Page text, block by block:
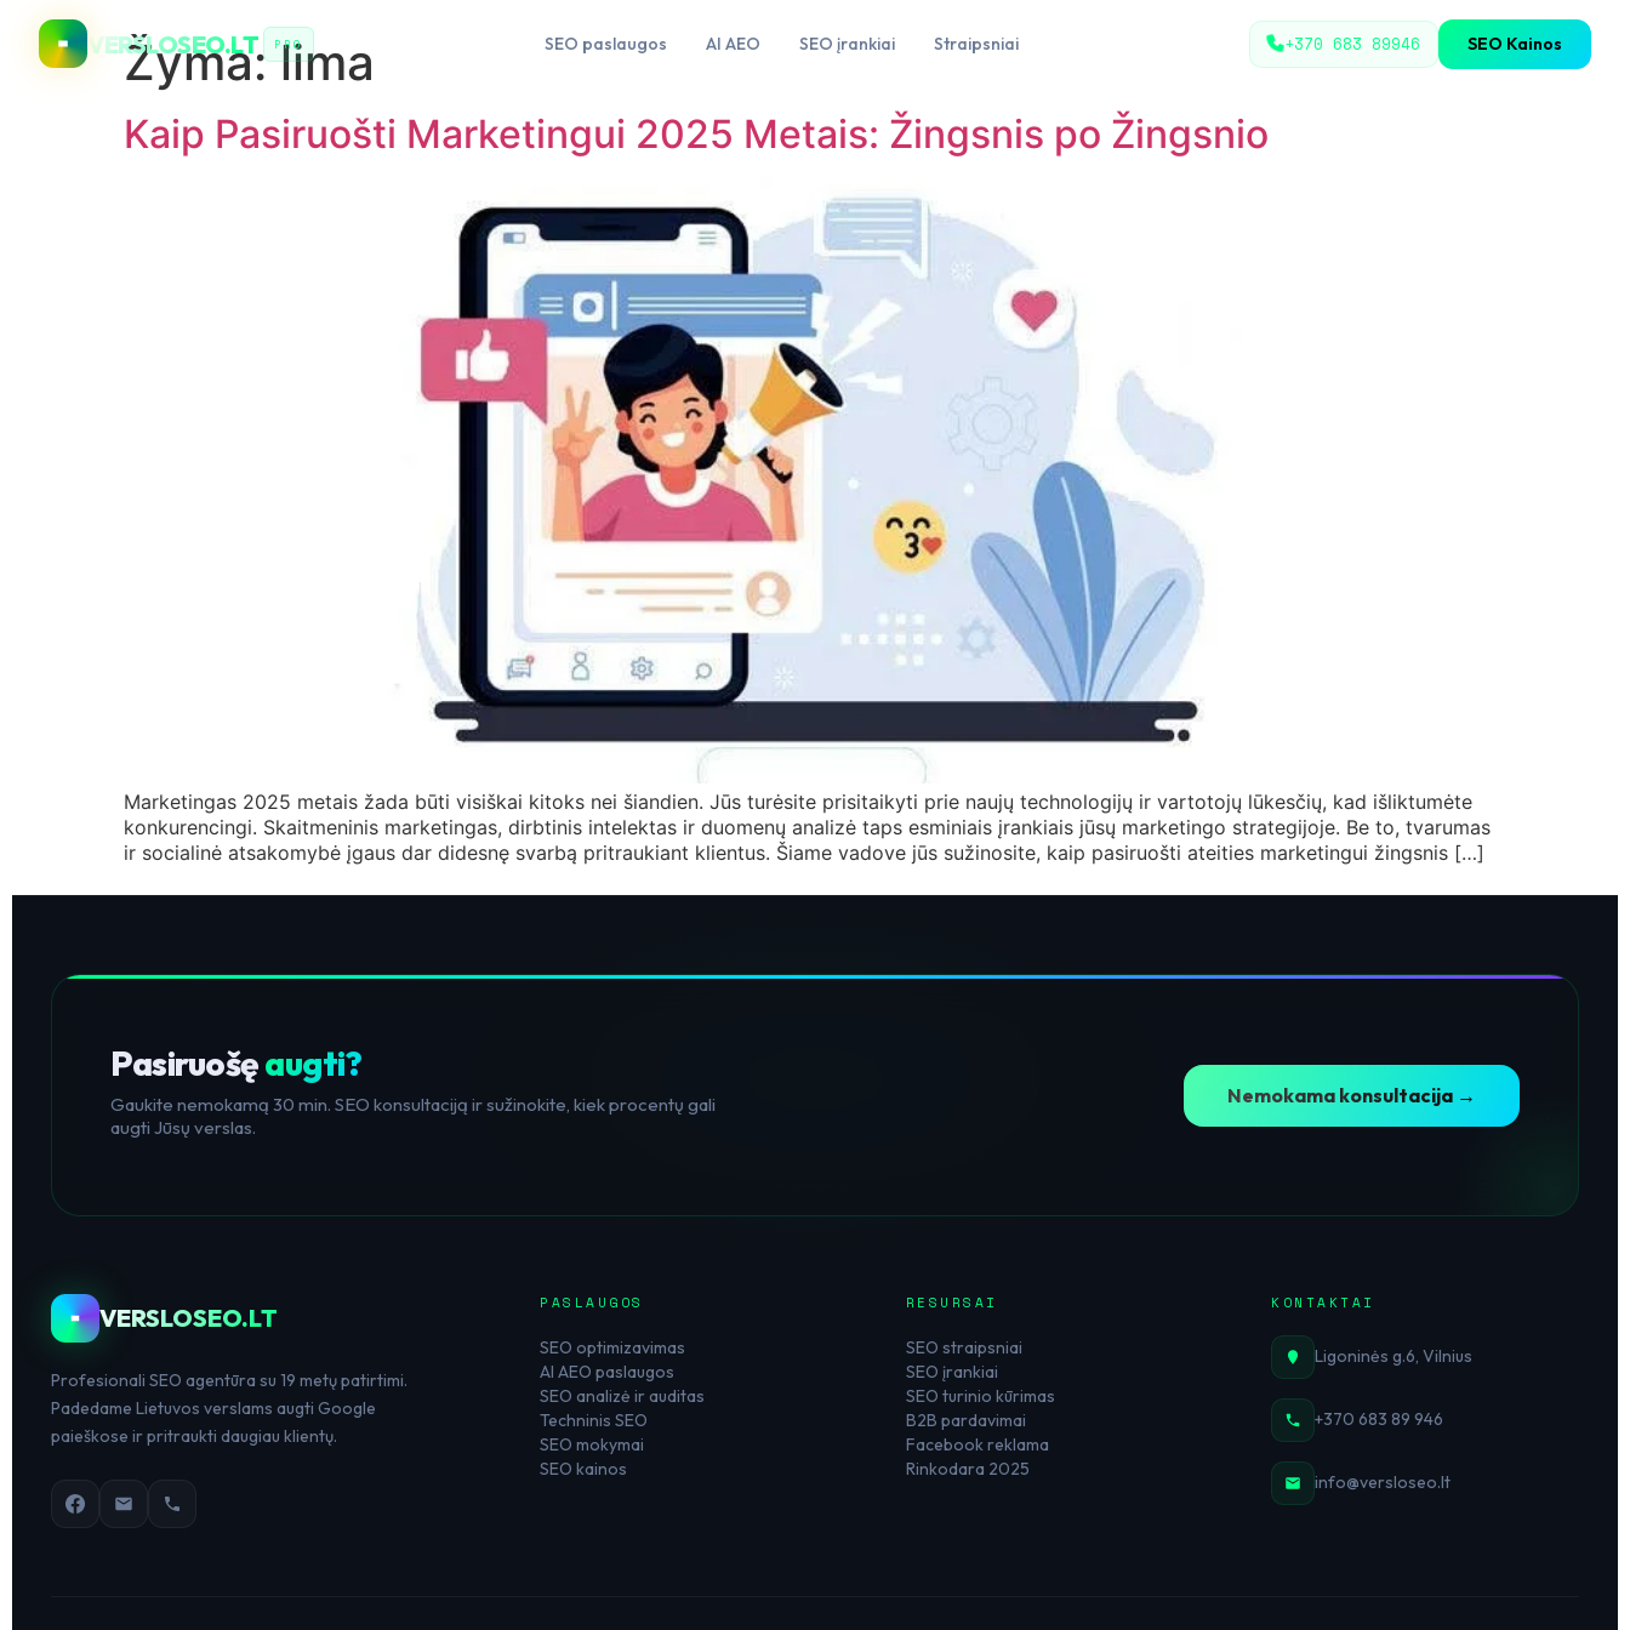
VERSLOSEO.LT PRO SEO paslaugos AI AEO SEO įrankiai Straipsniai +370 683 89946 SEO Kainos
Žyma:lima
Kaip Pasiruošti Marketingui 2025 Metais: Žingsnis po Žingsnio
Marketingas 2025 metais žada būti visiškai kitoks nei šiandien. Jūs turėsite prisitaikyti prie naujų technologijų ir vartotojų lūkesčių, kad išliktumėte
konkurencingi. Skaitmeninis marketingas, dirbtinis intelektas ir duomenų analizė taps esminiais įrankiais jūsų marketingo strategijoje. Be to, tvarumas
ir socialinė atsakomybė įgaus dar didesnę svarbą pritraukiant klientus. Šiame vadove jūs sužinosite, kaip pasiruošti ateities marketingui žingsnis […]
Pasiruošęaugti?
Gaukite nemokamą 30 min. SEO konsultaciją ir sužinokite, kiek procentų gali
augti Jūsų verslas.
Nemokama konsultacija →
VERSLOSEO.LT
Profesionali SEO agentūra su 19 metų patirtimi.
Padedame Lietuvos verslams augti Google
paieškose ir pritraukti daugiau klientų.
PASLAUGOS
SEO optimizavimas
AI AEO paslaugos
SEO analizė ir auditas
Techninis SEO
SEO mokymai
SEO kainos
RESURSAI
SEO straipsniai
SEO įrankiai
SEO turinio kūrimas
B2B pardavimai
Facebook reklama
Rinkodara 2025
KONTAKTAI
Ligoninės g.6, Vilnius
+370 683 89 946
info@versloseo.lt